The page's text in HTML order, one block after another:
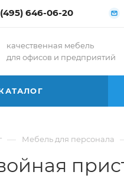
646-06-20
качественная мебель
для офисов и предприятий
— Мебель для персонала